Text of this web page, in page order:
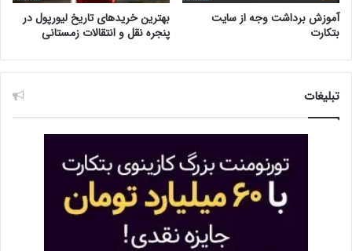
آموزش برداشت وجه از سایت
بتکارت
بهترین خریدهای تاریخ لیورپول در
پنجره نقل و انتقالات زمستانی
تبلیغات